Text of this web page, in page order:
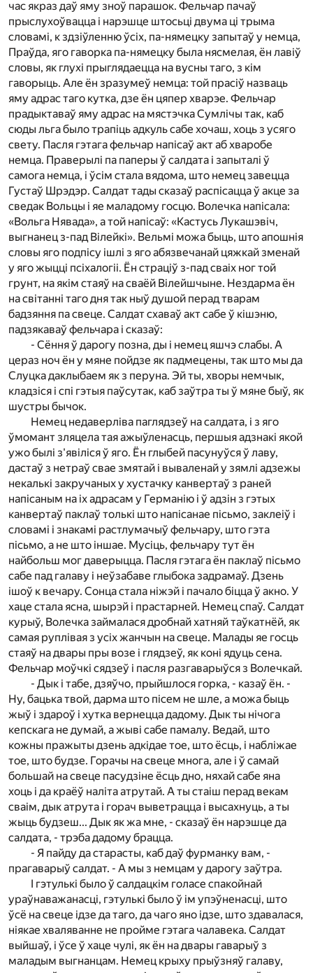
час якраз даў яму зноў парашок. Фельчар пачаў
прыслухоўвацца і нарэшце штосьці двума ці трыма
словамі, к здзіўленню ўсіх, па-нямецку запытаў у немца,
Праўда, яго гаворка па-нямецку была нясмелая, ён лавіў
словы, як глухі прыглядаецца на вусны таго, з кім
гаворыць. Але ён зразумеў немца: той прасіў назваць
яму адрас таго кутка, дзе ён цяпер хварэе. Фельчар
прадыктаваў яму адрас на мястэчка Сумлічы так, каб
сюды льга было трапіць адкуль сабе хочаш, хоць з усяго
свету. Пасля гэтага фельчар напісаў акт аб хваробе
немца. Праверылі па паперы ў салдата і запыталі ў
самога немца, і ўсім стала вядома, што немец завецца
Густаў Шрэдэр. Салдат тады сказаў распісацца ў акце за
сведак Вольцы і яе маладому госцю. Волечка напісала:
«Вольга Нявада», а той напісаў: «Кастусь Лукашэвіч,
выгнанец з-пад Вілейкі». Вельмі можа быць, што апошнія
словы яго подпісу ішлі з яго абязвечанай цяжкай зменай
у яго жыцці псіхалогіі. Ён страціў з-пад сваіх ног той
грунт, на якім стаяў на сваёй Вілейшчыне. Нездарма ён
на світанні таго дня так ныў душой перад тварам
бадзяння па свеце. Салдат схаваў акт сабе ў кішэню,
падзякаваў фельчара і сказаў:
- Сёння ў дарогу позна, ды і немец яшчэ слабы. А
цераз ноч ён у мяне пойдзе як падмецены, так што мы да
Слуцка даклыбаем як з перуна. Эй ты, хворы немчык,
кладзіся і спі гэтыя паўсутак, каб заўтра ты ў мяне быў, як
шустры бычок.
Немец недаверліва паглядзеў на салдата, і з яго
ўмомант зляцела тая ажыўленасць, першыя адзнакі якой
ужо былі з'явіліся ў яго. Ён глыбей пасунуўся ў лаву,
дастаў з нетраў свае змятай і вываленай у зямлі адзежы
некалькі закручаных у хустачку канвертаў з раней
напісаным на іх адрасам у Германію і ў адзін з гэтых
канвертаў паклаў толькі што напісанае пісьмо, заклеіў і
словамі і знакамі растлумачыў фельчару, што гэта
пісьмо, а не што іншае. Мусіць, фельчару тут ён
найбольш мог даверыцца. Пасля гэтага ён паклаў пісьмо
сабе пад галаву і неўзабаве глыбока задрамаў. Дзень
ішоў к вечару. Сонца стала ніжэй і пачало біцца ў акно. У
хаце стала ясна, шырэй і прастарней. Немец спаў. Салдат
курыў, Волечка займалася дробнай хатняй таўкатнёй, як
самая руплівая з усіх жанчын на свеце. Малады яе госць
стаяў на двары пры возе і глядзеў, як коні ядуць сена.
Фельчар моўчкі сядзеў і пасля разгаварыўся з Волечкай.
- Дык і табе, дзяўчо, прыйшлося горка, - казаў ён. -
Ну, бацька твой, дарма што пісем не шле, а можа быць
жыў і здароў і хутка вернецца дадому. Дык ты нічога
кепскага не думай, а жыві сабе памалу. Ведай, што
кожны пражыты дзень адкідае тое, што ёсць, і набліжае
тое, што будзе. Горачы на свеце многа, але і ў самай
большай на свеце пасудзіне ёсць дно, няхай сабе яна
хоць і да краёў наліта атрутай. А ты стаіш перад векам
сваім, дык атрута і горач выветрацца і высахнуць, а ты
жыць будзеш... Дык як жа мне, - сказаў ён нарэшце да
салдата, - трэба дадому брацца.
- Я пайду да старасты, каб даў фурманку вам, -
прагаварыў салдат. - А мы з немцам у дарогу заўтра.
І гэтулькі было ў салдацкім голасе спакойнай
ураўнаважанасці, гэтулькі было ў ім упэўненасці, што
ўсё на свеце ідзе да таго, да чаго яно ідзе, што здавалася,
ніякае хваляванне не пройме гэтага чалавека. Салдат
выйшаў, і ўсе ў хаце чулі, як ён на двары гаварыў з
маладым выгнанцам. Немец крыху прыўзняў галаву,